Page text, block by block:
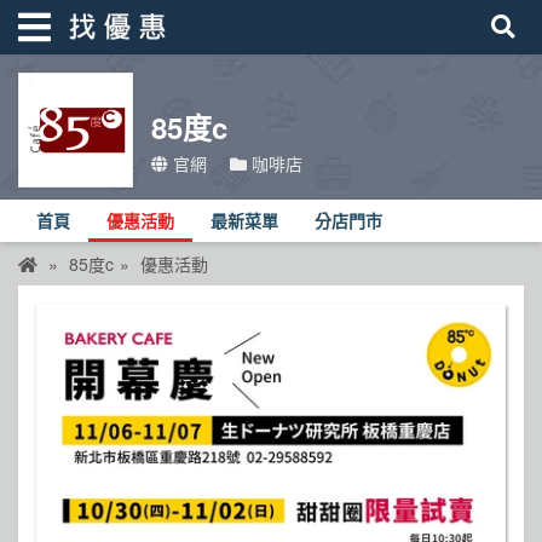
85度c
官網 咖啡店
首頁 優惠活動 最新菜單 分店門市
85度c 優惠活動
找優惠
優惠活動
折價卷
線上DM
找菜單
品牌總覽